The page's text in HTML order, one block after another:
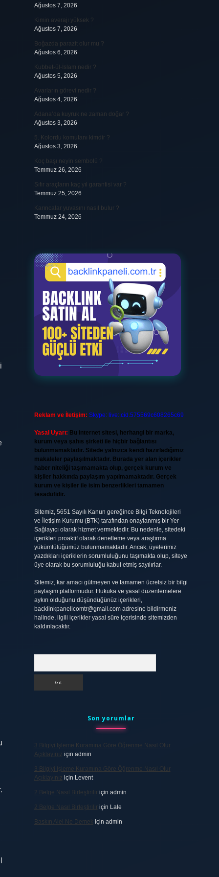
Ağustos 7, 2026
Kimin averajı yüksek ?
Ağustos 7, 2026
Boğazda parazit olur mu ?
Ağustos 6, 2026
Kubbet-ül-İslam nedir ?
Ağustos 5, 2026
Avarların görevi nedir ?
Ağustos 4, 2026
Adana’da kuyruk ne zaman doğar ?
Ağustos 3, 2026
5. Kolordu komutanı kimdir ?
Ağustos 3, 2026
Koç başı neyin sembolü ?
Temmuz 26, 2026
Sıfır araçların kaç yıl garantisi var ?
Temmuz 25, 2026
Karıncalar yuvasını nasıl bulur ?
Temmuz 24, 2026
Reklam ve İletişim: Skype: live:.cid.575569c608265c69
Yasal Uyarı: Bu internet sitesi, herhangi bir marka,
kurum veya şahıs şirketi ile hiçbir bağlantısı
bulunmamaktadır. Sitede yalnızca kendi hazırladığımız
makaleler paylaşılmaktadır. Burada yer alan içerikler
haber niteliği taşımamakta olup, gerçek kurum ve
kişiler hakkında paylaşım yapılmamaktadır. Gerçek
kurum ve kişiler ile isim benzerlikleri tamamen
tesadüfidir.
Sitemiz, 5651 Sayılı Kanun gereğince Bilgi Teknolojileri
ve İletişim Kurumu (BTK) tarafından onaylanmış bir Yer
Sağlayıcı olarak hizmet vermektedir. Bu nedenle, sitedeki
içerikleri proaktif olarak denetleme veya araştırma
yükümlülüğümüz bulunmamaktadır. Ancak, üyelerimiz
yazdıkları içeriklerin sorumluluğunu taşımakta olup, siteye
üye olarak bu sorumluluğu kabul etmiş sayılırlar.
Sitemiz, kar amacı gütmeyen ve tamamen ücretsiz bir bilgi
paylaşım platformudur. Hukuka ve yasal düzenlemelere
aykırı olduğunu düşündüğünüz içerikleri,
backlinkpanelicomtr@gmail.comadresine bildirmeniz
halinde, ilgili içerikler yasal süre içerisinde sitemizden
kaldırılacaktır.
Son yorumlar
3 Bilgiyi Işleme Kuramına Göre Öğrenme Nasıl Olur
Açıklayınız için admin
3 Bilgiyi Işleme Kuramına Göre Öğrenme Nasıl Olur
Açıklayınız için Levent
2 Belge Nasıl Birleştiriliriçin admin
2 Belge Nasıl Birleştiriliriçin Lale
Baskın Alel Ne Demek için admin